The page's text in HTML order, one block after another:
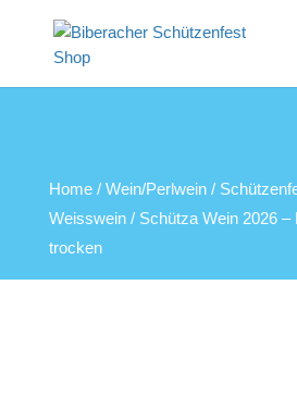
Home/ Wein/Perlwein/
Weisswein/ Schütza Wein 2026 –
trocken